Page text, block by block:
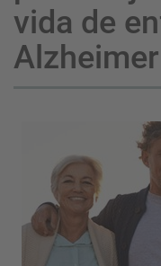
vida de
Alzheimer